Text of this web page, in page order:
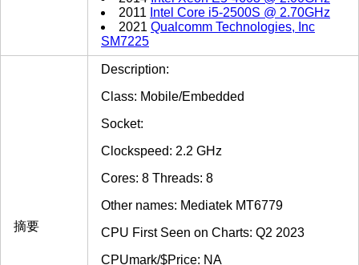
2011 Intel Core i5-2500S @ 2.70GHz
2021 Qualcomm Technologies, Inc
SM7225
摘要
Description:
Class: Mobile/Embedded
Socket:
Clockspeed: 2.2 GHz
Cores: 8 Threads: 8
Other names: Mediatek MT6779
CPU First Seen on Charts: Q2 2023
CPUmark/$Price: NA